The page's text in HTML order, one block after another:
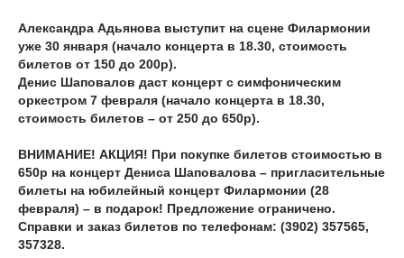
Александра Адьянова выступит на сцене Филармонии
уже 30 января (начало концерта в 18.30, стоимость
билетов от 150 до 200р).
Денис Шаповалов даст концерт с симфоническим
оркестром 7 февраля (начало концерта в 18.30,
стоимость билетов – от 250 до 650р).
ВНИМАНИЕ! АКЦИЯ! При покупке билетов стоимостью в
650р на концерт Дениса Шаповалова – пригласительные
билеты на юбилейный концерт Филармонии (28
февраля) – в подарок! Предложение ограничено.
Справки и заказ билетов по телефонам: (3902) 357565,
357328.